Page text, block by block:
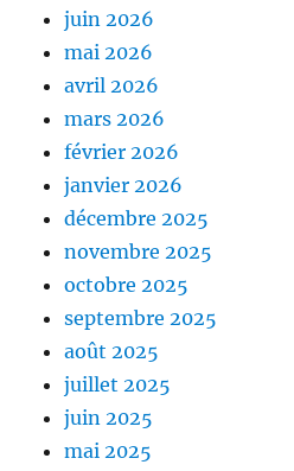
juin 2026
mai 2026
avril 2026
mars 2026
février 2026
janvier 2026
décembre 2025
novembre 2025
octobre 2025
septembre 2025
août 2025
juillet 2025
juin 2025
mai 2025